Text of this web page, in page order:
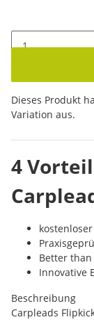
x
Dieses Produkt
Variation aus.
4
Better
Innovative
Beschreibung
Carpleads